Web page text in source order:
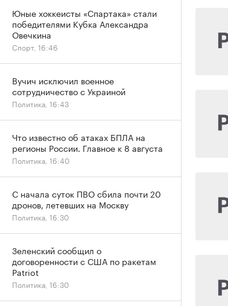
Юные хоккеисты «Спартака» стали
победителями Кубка Александра
Овечкина
Спорт, 16:46
Вучич исключил военное
сотрудничество с Украиной
Политика, 16:43
Что известно об атаках БПЛА на
регионы России. Главное к 8 августа
Политика, 16:40
С начала суток ПВО сбила почти 20
дронов, летевших на Москву
Политика, 16:30
Зеленский сообщил о
договоренности с США по ракетам
Patriot
Политика, 16:30